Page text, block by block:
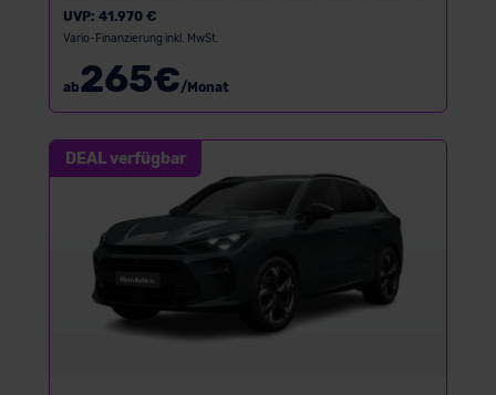
UVP: 41.970 €
Vario-Finanzierung inkl. MwSt.
ab265€/Monat
DEAL verfügbar